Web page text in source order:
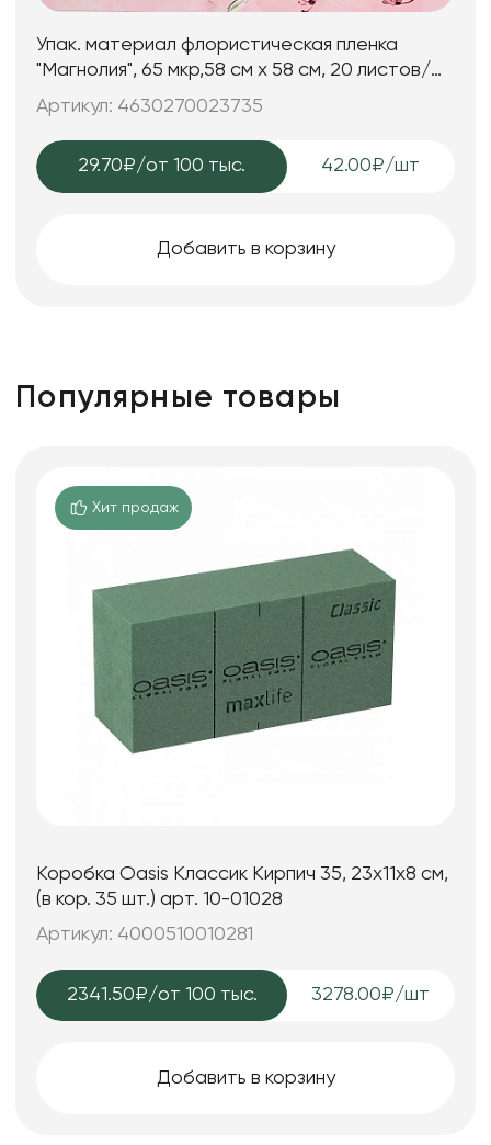
Упак. материал флористическая пленка
"Магнолия", 65 мкр,58 см х 58 cм, 20 листов/
упак., пудровый
Артикул: 4630270023735
29.70₽/от 100 тыс. 42.00₽/шт
Добавить в корзину
Популярные товары
Хит продаж
Коробка Oasis Классик Кирпич 35, 23x11x8 см,
(в кор. 35 шт.) арт. 10-01028
Артикул: 4000510010281
2341.50₽/от 100 тыс. 3278.00₽/шт
Добавить в корзину